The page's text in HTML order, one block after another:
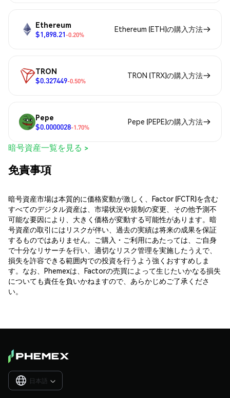
Ethereum
$1,898.21-0.20%
Ethereum (ETH)の購入方法
TRON
$0.327449-0.50%
TRON (TRX)の購入方法
Pepe
$0.0000028-1.70%
Pepe (PEPE)の購入方法
暗号資産一覧を見る >
免責事項
暗号資産市場は本質的に価格変動が激しく、Factor (FCTR)を含む
すべてのデジタル資産は、市場状況や規制の変更、その他予測不
可能な要因により、大きく価格が変動する可能性があります。暗
号資産の取引にはリスクが伴い、過去の実績は将来の成果を保証
するものではありません。ご購入・ご利用にあたっては、ご自身
で十分なリサーチを行い、適切なリスク管理を実施したうえで、
損失を許容できる範囲内での投資を行うよう強くおすすめしま
す。なお、Phemexは、Factorの売買によって生じたいかなる損失
についても責任を負いかねますので、あらかじめご了承くださ
い。
日本語 